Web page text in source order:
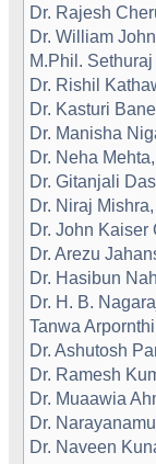
Dr. Rajesh
Dr. William
M.Phil.
Dr. Rishil
Dr. Kasturi
Dr. Manisha
Dr. Neha
Dr. Gitanjali
Dr. Niraj
Dr. John Kaiser
Dr. Arezu
Dr. Hasibun
Dr. H. B.
Tanwa
Dr. Ashutosh
Dr. Ramesh
Dr. Muaawia
Dr.
Dr. Naveen